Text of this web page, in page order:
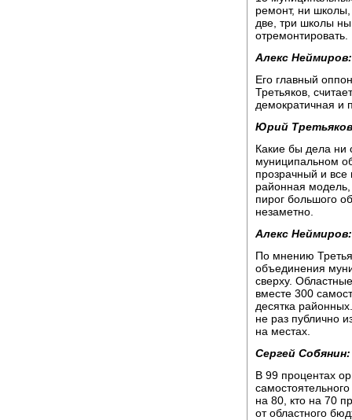
ремонт, ни
две, три школы
отремонтировать.
Алекс Неймиров:
Его главный
Третьяков,
демократичная и
Юрий
Какие бы дела
муниципальном
прозрачный и все
районная модель,
пирог большого
незаметно.
Алекс Неймиров:
По мнению
объединения
сверху.
вместе 300
десятка
не раз публично
на местах.
Сергей Собянин:
В 99 процентах
на 80, кто на 70
от областного